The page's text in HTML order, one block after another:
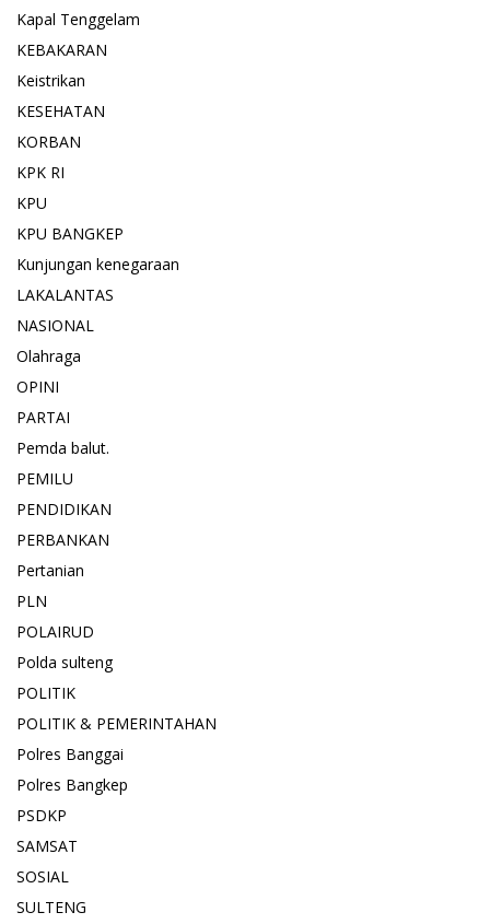
Kapal Tenggelam
KEBAKARAN
Keistrikan
KESEHATAN
KORBAN
KPK RI
KPU
KPU BANGKEP
Kunjungan kenegaraan
LAKALANTAS
NASIONAL
Olahraga
OPINI
PARTAI
Pemda balut.
PEMILU
PENDIDIKAN
PERBANKAN
Pertanian
PLN
POLAIRUD
Polda sulteng
POLITIK
POLITIK & PEMERINTAHAN
Polres Banggai
Polres Bangkep
PSDKP
SAMSAT
SOSIAL
SULTENG